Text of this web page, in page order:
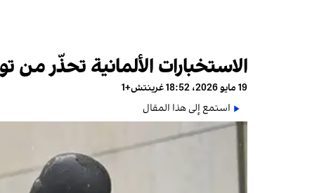
الاستخبارات الألمانية تحذّر من
19 مايو 2026، 18:52 غرينتش+1
استمع إلى هذا المقال